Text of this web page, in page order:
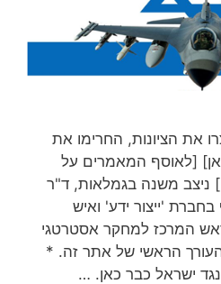
את הציונות, החרימו את
[לאוסף המאמרים על
ניצב משנה בגמלאות, ד"ר
'ייצור ידע' ואיש
המרכז למחקר אסטרטגי
הראשי של אתר זה. *
ישראל כבר כאן. …